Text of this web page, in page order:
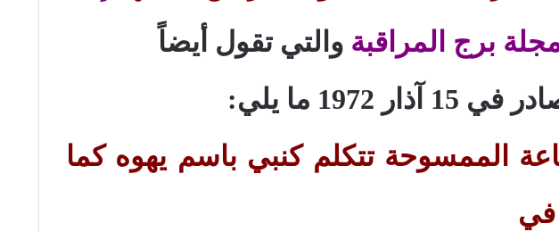
برج المراقبة والتي تقول أيضاً
1972 ما يلي:
الممسوحة تتكلم كنبي باسم يهوه كما
في